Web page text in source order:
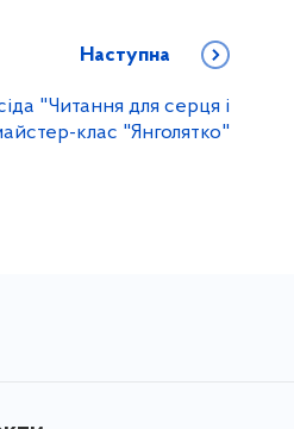
Наступна
"Читання для серця і
клас "Янголятко"